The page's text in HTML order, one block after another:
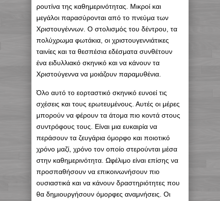
ρουτίνα της καθημερινότητας. Μικροί και
μεγάλοι παρασύρονται από το πνεύμα των
Χριστουγέννων. Ο στολισμός του δέντρου, τα
πολύχρωμα φωτάκια, οι χριστουγεννιάτικες
ταινίες και τα θεσπέσια εδέσματα συνθέτουν
ένα ειδυλλιακό σκηνικό και να κάνουν τα
Χριστούγεννα να μοιάζουν παραμυθένια.
Όλο αυτό το εορταστικό σκηνικό ευνοεί τις
σχέσεις και τους ερωτευμένους. Αυτές οι μέρες
μπορούν να φέρουν τα άτομα πιο κοντά στους
συντρόφους τους. Είναι μια ευκαιρία να
περάσουν τα ζευγάρια όμορφο και ποιοτικό
χρόνο μαζί, χρόνο τον οποίο στερούνται μέσα
στην καθημερινότητα. Ωφέλιμο είναι επίσης να
προσπαθήσουν να επικοινωνήσουν πιο
ουσιαστικά και να κάνουν δραστηριότητες που
θα δημιουργήσουν όμορφες αναμνήσεις. Οι